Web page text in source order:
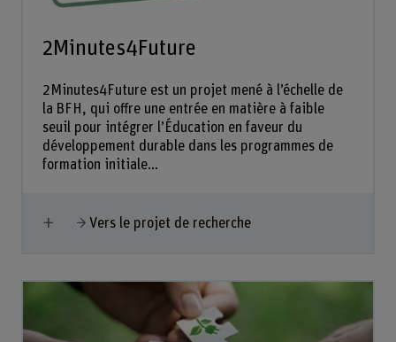
2Minutes4Future
2Minutes4Future est un projet mené à l’échelle de
la BFH, qui offre une entrée en matière à faible
seuil pour intégrer l’Éducation en faveur du
développement durable dans les programmes de
formation initiale...
Afficher plus
Vers le projet de recherche